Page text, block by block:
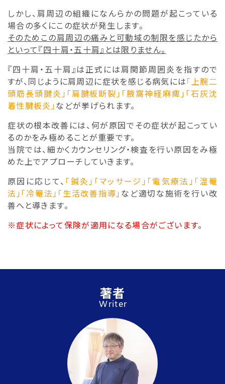
しかし、肩周辺の組織になんらかの問題が起こっている
場合の多くにこの症状が発生します。
そのためこの肩周辺の痛みと可動域の制限を感じたから
といって『四十肩・五十肩』とは限りません。
『四十肩・五十肩』は正式には肩関節周囲炎を指すので
すが、同じように肩周辺に症状を感じる病気には「上腕二
頭筋長頭腱炎」「肩腱板断裂」「腋窩神経麻痺」「石灰沈
着性腱板炎」などが挙げられます。
症状の根本改善には、何が原因でその症状が起こってい
るのかをみ極めることが重要です。
当院では、細かくカウンセリング・検査を行い原因をみ極
めた上でアプローチしていきます。
原因に応じて、 「鍼灸」「マッサージ」「電気療法」「温罨
法」「冷罨法」「生活改善指導」 など適切な施術を行い改
善へと導きます。
※症状によって保険が適用になる場合がございます。
著者
Writer